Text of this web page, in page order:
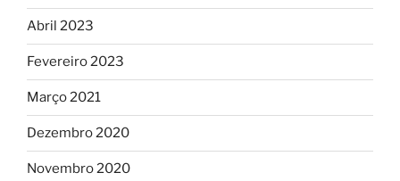
Abril 2023
Fevereiro 2023
Março 2021
Dezembro 2020
Novembro 2020